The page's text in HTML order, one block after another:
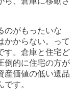
のがもったいな
かからない。って
す。倉庫と住宅ど
倒的に住宅の方が
産価値の低い遺品
す。